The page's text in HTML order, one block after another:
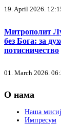
19. April 2026.
Митрополит
без Бога: за
потисничество
01. March 2026.
О нама
Наша
Импресум